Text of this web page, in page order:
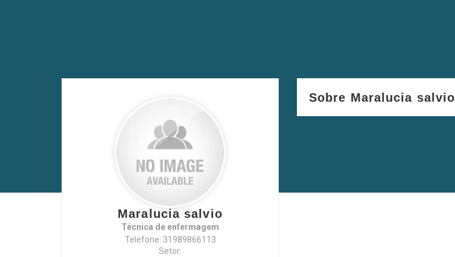
Maralucia salvio
Técnica de enfermagem
Telefone: 31989866113
Setor:
Sobre Maralucia salvio